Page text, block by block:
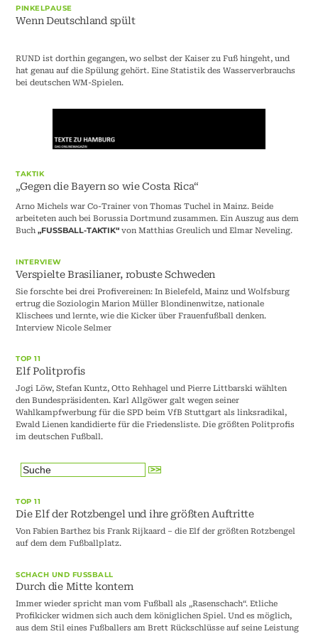
PINKELPAUSE
Wenn Deutschland spült
RUND ist dorthin gegangen, wo selbst der Kaiser zu Fuß hingeht, und
hat genau auf die Spülung gehört. Eine Statistik des Wasserverbrauchs
bei deutschen WM-Spielen.
TAKTIK
„Gegen die Bayern so wie Costa Rica“
Arno Michels war Co-Trainer von Thomas Tuchel in Mainz. Beide
arbeiteten auch bei Borussia Dortmund zusammen. Ein Auszug aus dem
Buch„FUSSBALL-TAKTIK“ von Matthias Greulich und Elmar Neveling.
INTERVIEW
Verspielte Brasilianer, robuste Schweden
Sie forschte bei drei Profivereinen: In Bielefeld, Mainz und Wolfsburg
ertrug die Soziologin Marion Müller Blondinenwitze, nationale
Klischees und lernte, wie die Kicker über Frauenfußball denken.
Interview Nicole Selmer
TOP 11
Elf Politprofis
Jogi Löw, Stefan Kuntz, Otto Rehhagel und Pierre Littbarski wählten
den Bundespräsidenten. Karl Allgöwer galt wegen seiner
Wahlkampfwerbung für die SPD beim VfB Stuttgart als linksradikal,
Ewald Lienen kandidierte für die Friedensliste. Die größten Politprofis
im deutschen Fußball.
TOP 11
Die Elf der Rotzbengel und ihre größten Auftritte
Von Fabien Barthez bis Frank Rijkaard – die Elf der größten Rotzbengel
auf dem dem Fußballplatz.
SCHACH UND FUSSBALL
Durch die Mitte kontern
Immer wieder spricht man vom Fußball als „Rasenschach“. Etliche
Profikicker widmen sich auch dem königlichen Spiel. Und es möglich,
aus dem Stil eines Fußballers am Brett Rückschlüsse auf seine Leistung